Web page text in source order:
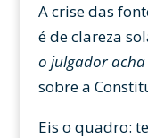
A crise das
é de clareza
o julgador acha
sobre a
Eis o quadro: